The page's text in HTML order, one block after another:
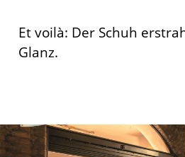
Et voilà: Der Schuh
Glanz.